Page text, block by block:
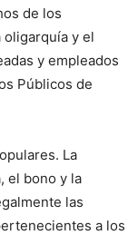
de los
oligarquía y el
y empleados
Públicos de
La
el bono y la
las
a los